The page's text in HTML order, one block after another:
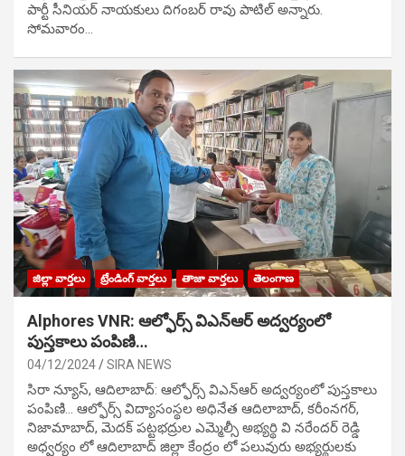
పార్టీ సీనియ‌ర్ నాయ‌కులు దిగంబ‌ర్ రావు పాటిల్ అన్నారు.
సోమవారం…
జిల్లా వార్తలు ట్రేండింగ్ వార్తలు తాజా వార్తలు తెలంగాణ
Alphores VNR: ఆల్ఫోర్స్ విఎన్ఆర్ అద్వర్యంలో
పుస్తకాలు పంపిణి…
04/12/2024 SIRA NEWS
సిరా న్యూస్, ఆదిలాబాద్: ఆల్ఫోర్స్ విఎన్ఆర్ అద్వర్యంలో పుస్తకాలు
పంపిణి… ఆల్ఫోర్స్ విద్యాసంస్థల అధినేత ఆదిలాబాద్, కరీంనగర్,
నిజామాబాద్, మెదక్ పట్టభద్రుల ఎమ్మెల్సీ అభ్యర్థి వి నరేందర్ రెడ్డి
అధ్వర్యం లో ఆదిలాబాద్ జిల్లా కేంద్రం లో పలువురు అభ్యర్థులకు